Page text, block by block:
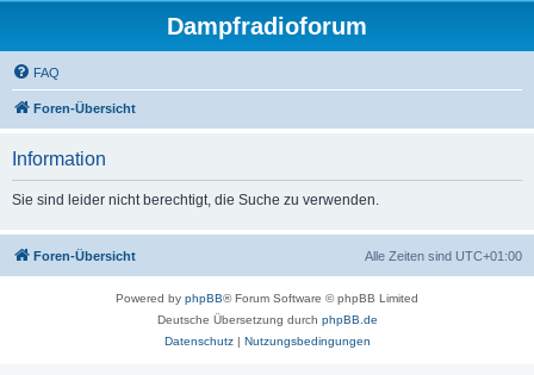
Dampfradioforum
FAQ
Foren-Übersicht
Information
Sie sind leider nicht berechtigt, die Suche zu verwenden.
Foren-Übersicht Alle Zeiten sind UTC+01:00
Powered by phpBB® Forum Software © phpBB Limited
Deutsche Übersetzung durch phpBB.de
Datenschutz| Nutzungsbedingungen